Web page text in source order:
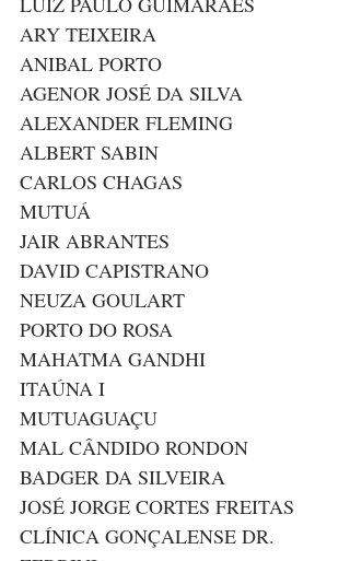
ARY TEIXEIRA
ANIBAL PORTO
AGENOR JOSÉ DA SILVA
ALEXANDER FLEMING
ALBERT SABIN
CARLOS CHAGAS
MUTUÁ
JAIR ABRANTES
DAVID CAPISTRANO
NEUZA GOULART
PORTO DO ROSA
MAHATMA GANDHI
ITAÚNA I
MUTUAGUAÇU
MAL CÂNDIDO RONDON
BADGER DA SILVEIRA
JOSÉ JORGE CORTES FREITAS
CLÍNICA GONÇALENSE DR.